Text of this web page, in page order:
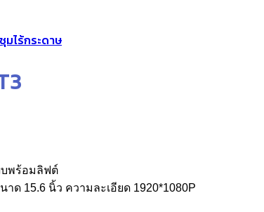
มไร้กระดาษ
บพร้อมลิฟต์
าด 15.6 นิ้ว ความละเอียด 1920*1080P